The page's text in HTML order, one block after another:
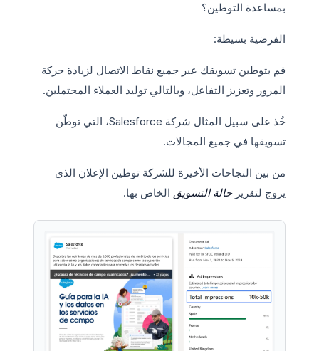
بمساعدة التوطين؟
الفرضية بسيطة:
قم بتوطين تسويقك عبر جميع نقاط الاتصال لزيادة حركة
المرور وتعزيز التفاعل، وبالتالي توليد العملاء المحتملين.
خُذ على سبيل المثال شركة Salesforce، التي توطّن
تسويقها في جميع المجالات.
من بين النجاحات الأخيرة للشركة توطين الإعلان الذي
يروج لتقريرحالة التسويق الخاص بها.